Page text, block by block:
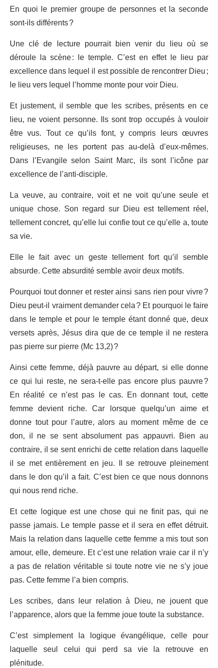
En quoi le premier groupe de personnes et la seconde
sont-ils différents ?
Une clé de lecture pourrait bien venir du lieu où se
déroule la scène : le temple. C’est en effet le lieu par
excellence dans lequel il est possible de rencontrer Dieu ;
le lieu vers lequel l’homme monte pour voir Dieu.
Et justement, il semble que les scribes, présents en ce
lieu, ne voient personne. Ils sont trop occupés à vouloir
être vus. Tout ce qu’ils font, y compris leurs œuvres
religieuses, ne les portent pas au-delà d’eux-mêmes.
Dans l’Evangile selon Saint Marc, ils sont l’icône par
excellence de l’anti-disciple.
La veuve, au contraire, voit et ne voit qu’une seule et
unique chose. Son regard sur Dieu est tellement réel,
tellement concret, qu’elle lui confie tout ce qu’elle a, toute
sa vie.
Elle le fait avec un geste tellement fort qu’il semble
absurde. Cette absurdité semble avoir deux motifs.
Pourquoi tout donner et rester ainsi sans rien pour vivre ?
Dieu peut-il vraiment demander cela ? Et pourquoi le faire
dans le temple et pour le temple étant donné que, deux
versets après, Jésus dira que de ce temple il ne restera
pas pierre sur pierre (Mc 13,2) ?
Ainsi cette femme, déjà pauvre au départ, si elle donne
ce qui lui reste, ne sera-t-elle pas encore plus pauvre ?
En réalité ce n’est pas le cas. En donnant tout, cette
femme devient riche. Car lorsque quelqu’un aime et
donne tout pour l’autre, alors au moment même de ce
don, il ne se sent absolument pas appauvri. Bien au
contraire, il se sent enrichi de cette relation dans laquelle
il se met entièrement en jeu. Il se retrouve pleinement
dans le don qu’il a fait. C’est bien ce que nous donnons
qui nous rend riche.
Et cette logique est une chose qui ne finit pas, qui ne
passe jamais. Le temple passe et il sera en effet détruit.
Mais la relation dans laquelle cette femme a mis tout son
amour, elle, demeure. Et c’est une relation vraie car il n’y
a pas de relation véritable si toute notre vie ne s’y joue
pas. Cette femme l’a bien compris.
Les scribes, dans leur relation à Dieu, ne jouent que
l’apparence, alors que la femme joue toute la substance.
C’est simplement la logique évangélique, celle pour
laquelle seul celui qui perd sa vie la retrouve en
plénitude.